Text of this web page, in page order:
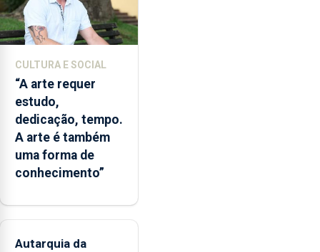
museus
e
núcleos
integrados
na
Rede
Municipal
de
Museus
aos
durante
mês
CULTURA E SOCIAL
“A arte requer
estudo,
dedicação, tempo.
A arte é também
uma forma de
conhecimento”
Autarquia da